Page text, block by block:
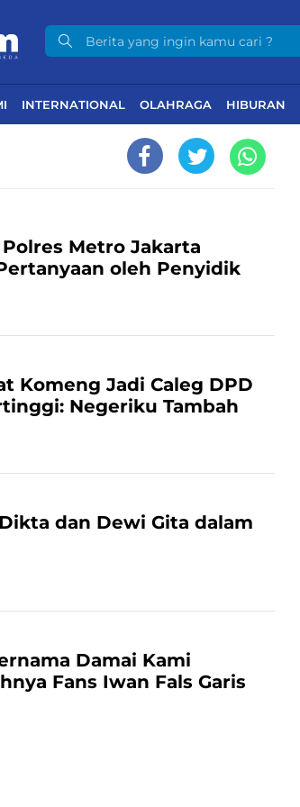
INTERNATIONAL OLAHRAGA HIBURAN
Metro Jakarta
oleh Penyidik
Komeng Jadi Caleg DPD
Negeriku Tambah
dan Dewi Gita dalam
Damai Kami
Fans Iwan Fals Garis